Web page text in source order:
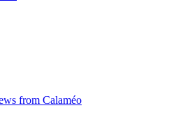
from Calaméo